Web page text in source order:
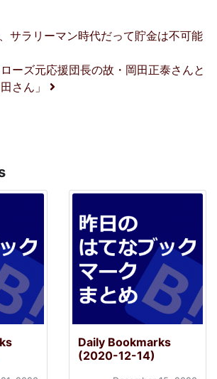
ゲーション
サラリーマン時代だって貯金は不可能
ーズ元応援団長の故・岡田正泰さんと
さん」
Daily Bookmarks
(2020-12-14)